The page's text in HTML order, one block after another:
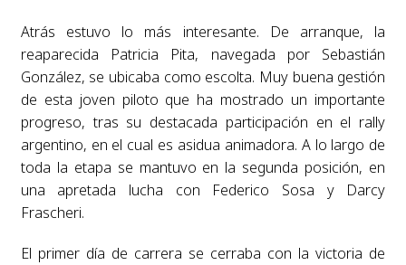
Atrás estuvo lo más interesante. De arranque, la
reaparecida Patricia Pita, navegada por Sebastián
González, se ubicaba como escolta. Muy buena gestión
de esta joven piloto que ha mostrado un importante
progreso, tras su destacada participación en el rally
argentino, en el cual es asidua animadora. A lo largo de
toda la etapa se mantuvo en la segunda posición, en
una apretada lucha con Federico Sosa y Darcy
Frascheri.
El primer día de carrera se cerraba con la victoria de